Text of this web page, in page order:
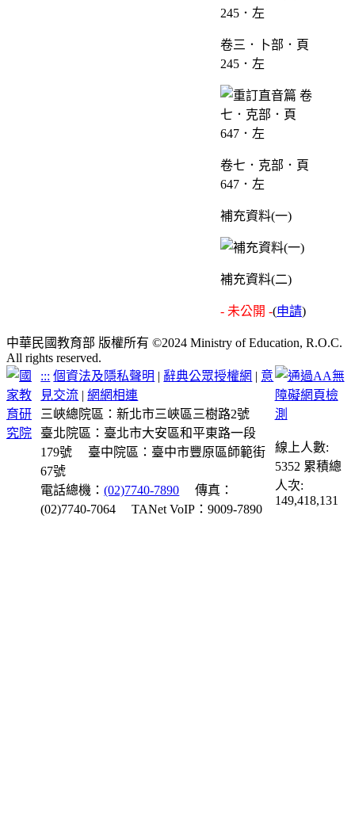
卷三．卜部．頁
245．左
卷七．克部．頁
647．左
補充資料(一)
補充資料(二)
- 未公開 -(申請)
中華民國教育部 版權所有 ©2024 Ministry of Education, R.O.C.
All rights reserved.
::: 個資法及隱私聲明 | 辭典公眾授權網 | 意
見交流 |網網相連
三峽總院區：新北市三峽區三樹路2號
臺北院區：臺北市大安區和平東路一段
179號
臺中院區：臺中市豐原區師範街
67號
電話總機：(02)7740-7890
傳真：
(02)7740-7064
TANet VoIP：9009-7890
線上人數:
5352 累積總
人次:
149,418,131